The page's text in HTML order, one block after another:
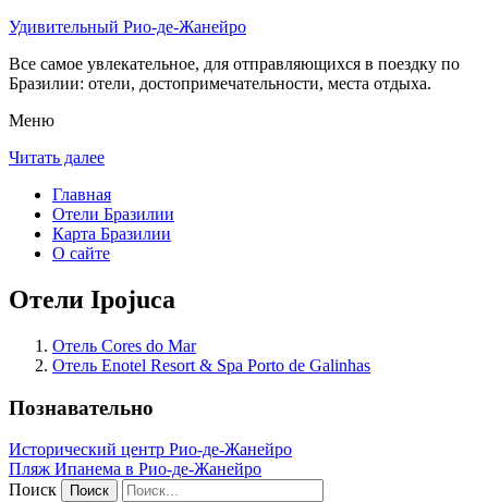
Удивительный Рио-де-Жанейро
Все самое увлекательное, для отправляющихся в поездку по
Бразилии: отели, достопримечательности, места отдыха.
Меню
Читать далее
Главная
Отели Бразилии
Карта Бразилии
О сайте
Отели Ipojuca
Отель Cores do Mar
Отель Enotel Resort & Spa Porto de Galinhas
Познавательно
Исторический центр Рио-де-Жанейро
Пляж Ипанема в Рио-де-Жанейро
Поиск